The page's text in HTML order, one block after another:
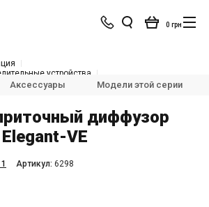
0 грн
устройства
расхода воздуха
Аксессуары Модели этой серии
диффузор
VE
Aртикул: 6298